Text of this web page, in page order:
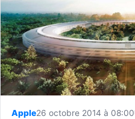
Apple26 octobre 2014 à 08:00